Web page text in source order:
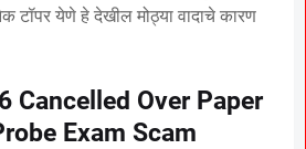
येणे हे देखील मोठ्या वादाचे कारण
Cancelled Over Paper
Exam Scam